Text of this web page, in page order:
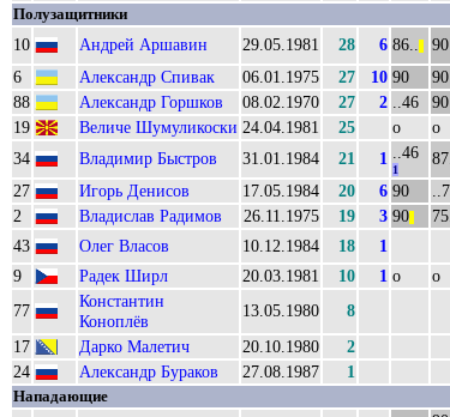
Полузащитники
10 Андрей Аршавин 29.05.1981 28 6 86.. 90
6 Александр Спивак 06.01.1975 27 10 90 90
88 Александр Горшков 08.02.1970 27 2 ..46 90
19
Величе Шумуликоски 24.04.1981 25 о о
34
Владимир Быстров 31.01.1984 21 1 ..46
1
87..
27 Игорь Денисов 17.05.1984 20 6 90
2 Владислав Радимов 26.11.1975 19 3 90 75..
43 Олег Власов 10.12.1984 18 1
9
Радек Ширл 20.03.1981 10 1 о о
77
Константин
Коноплёв
13.05.1980 8
17
Дарко Малетич 20.10.1980 2
24
Александр Бураков 27.08.1987 1
Нападающие